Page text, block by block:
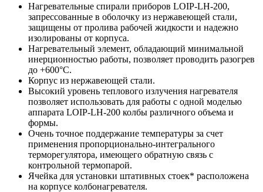
Нагревательные спирали приборов LOIP-LH-200,
запрессованные в оболочку из нержавеющей стали,
защищены от пролива рабочей жидкости и надежно
изолированы от корпуса.
Нагревательный элемент, обладающий минимальной
инерционностью работы, позволяет проводить разогрев
до +600°С.
Корпус из нержавеющей стали.
Высокий уровень теплового излучения нагревателя
позволяет использовать для работы с одной моделью
аппарата LOIP-LH-200 колбы различного объема и
формы.
Очень точное поддержание температуры за счет
применения пропорционально-интегрального
терморегулятора, имеющего обратную связь с
контрольной термопарой.
Ячейка для установки штативных стоек* расположена
на корпусе колбонагревателя.